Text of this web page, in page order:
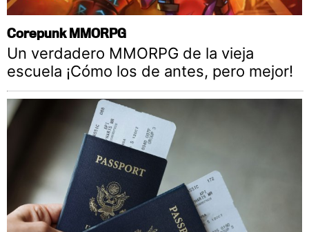
Corepunk MMORPG
Un verdadero MMORPG de la vieja
escuela ¡Cómo los de antes, pero mejor!